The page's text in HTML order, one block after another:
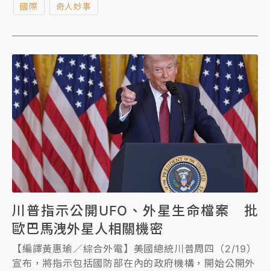
更揭露了近代聯邦探員目擊奇特發光球體的驚人細節，
國際 奇人妙事
川普指示公開UFO、外星生命檔案 批
歐巴馬洩外星人相關機密
【編譯黃惠瑜／綜合外電】美國總統川普周四（2/19）
宣布，將指示包括國防部在內的政府機構，開始公開外